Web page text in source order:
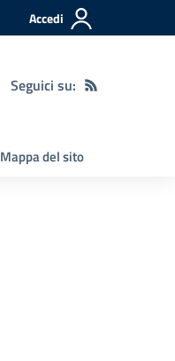
Accedi
Seguici su:
Mappa del sito